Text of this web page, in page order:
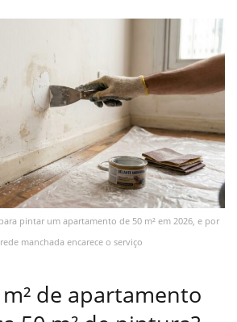
pintar um apartamento de 50 m² em 2026, e por
manchada encarece o serviço
de apartamento